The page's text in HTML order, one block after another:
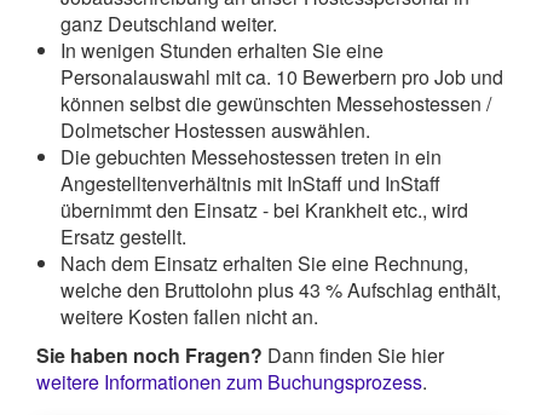
ganz Deutschland weiter.
In wenigen Stunden erhalten Sie eine
Personalauswahl mit ca. 10 Bewerbern pro Job und
können selbst die gewünschten Messehostessen /
Dolmetscher Hostessen auswählen.
Die gebuchten Messehostessen treten in ein
Angestelltenverhältnis mit InStaff und InStaff
übernimmt den Einsatz - bei Krankheit etc., wird
Ersatz gestellt.
Nach dem Einsatz erhalten Sie eine Rechnung,
welche den Bruttolohn plus 43 % Aufschlag enthält,
weitere Kosten fallen nicht an.
Sie haben noch Fragen? Dann finden Sie hier
weitere Informationen zum Buchungsprozess.